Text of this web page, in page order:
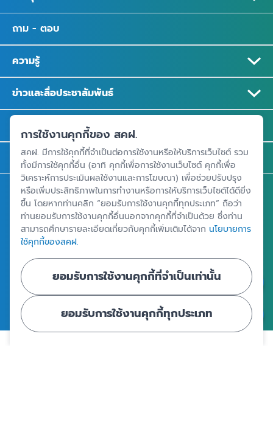
ถาม - ตอบ
ความรู้
ข่าวและสื่อประชาสัมพันธ์
ติดต่อ สคฝ.
สถาบันคุ้มครองเงินฝาก
อาคารเอสเจ อินฟินิท วัน บิสซิเนสคอมเพล็กซ์ ชั้น 25 - 27 เลขที่ 349
ถนนวิภาวดีรังสิต แขวงจอมพล เขตจตุจักร กรุงเทพฯ 10900
ศูนย์ข้อมูลคุ้มครองเงินฝาก
การใช้งานคุกกี้ของ สคฝ.
สคฝ. มีการใช้คุกกี้ที่จำเป็นต่อการใช้งานหรือให้บริการเว็บไซต์ รวม
ทั้งมีการใช้คุกกี้อื่น (อาทิ คุกกี้เพื่อการใช้งานเว็บไซต์ คุกกี้เพื่อ
วิเคราะห์การประเมินผลใช้งานและการโฆษณา) เพื่อช่วยปรับปรุง
หรือเพิ่มประสิทธิภาพในการทำงานหรือการให้บริการเว็บไซต์ได้ดียิ่ง
ขึ้น โดยหากท่านคลิก “ยอมรับการใช้งานคุกกี้ทุกประเภท” ถือว่า
ท่านยอมรับการใช้งานคุกกี้อื่นนอกจากคุกกี้ที่จำเป็นด้วย ซึ่งท่าน
สามารถศึกษารายละเอียดเกี่ยวกับคุกกี้เพิ่มเติมได้จาก นโยบายการ
ใช้คุกกี้ของสคฝ.
ยอมรับการใช้งานคุกกี้ที่จำเป็นเท่านั้น
ยอมรับการใช้งานคุกกี้ทุกประเภท